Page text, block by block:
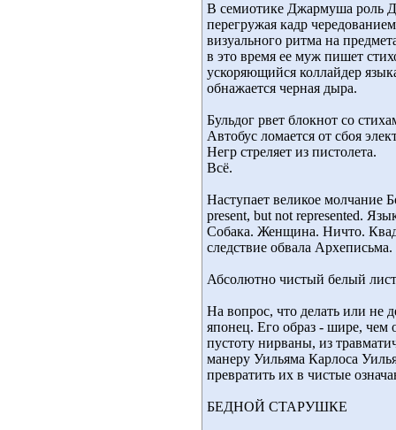
В семиотике Джармуша роль
перегружая кадр
визуального ритма на
в это время ее муж пишет
ускоряющийся коллайдер
обнажается черная дыра.
Бульдог рвет блокнот со
Автобус ломается от сбоя
Негр стреляет из пистолета.
Всё.
Наступает великое молчание
present, but not represented.
Собака. Женщина. Ничто.
следствие обвала Археписьма.
Абсолютно чистый белый
На вопрос, что делать или не
японец. Его образ - шире, чем
пустоту нирваны, из
манеру Уильяма Карлоса
превратить их в чистые
БЕДНОЙ СТАРУШКЕ